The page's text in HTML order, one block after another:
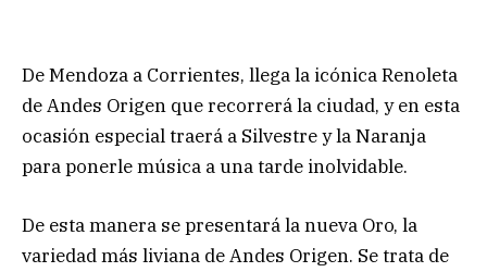
De Mendoza a Corrientes, llega la icónica Renoleta
de Andes Origen que recorrerá la ciudad, y en esta
ocasión especial traerá a Silvestre y la Naranja
para ponerle música a una tarde inolvidable.
De esta manera se presentará la nueva Oro, la
variedad más liviana de Andes Origen. Se trata de